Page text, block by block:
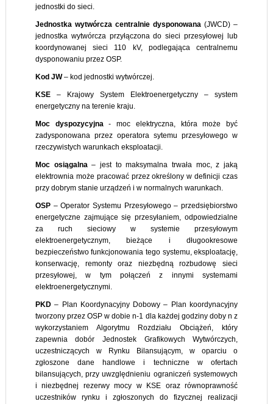
jednostki do sieci.
Jednostka wytwórcza centralnie dysponowana (JWCD) –
jednostka wytwórcza przyłączona do sieci przesyłowej lub
koordynowanej sieci 110 kV, podlegająca centralnemu
dysponowaniu przez OSP.
Kod JW– kod jednostki wytwórczej.
KSE– Krajowy System Elektroenergetyczny – system
energetyczny na terenie kraju.
Moc dyspozycyjna- moc elektryczna, która może być
zadysponowana przez operatora sytemu przesyłowego w
rzeczywistych warunkach eksploatacji.
Moc osiągalna– jest to maksymalna trwała moc, z jaką
elektrownia może pracować przez określony w definicji czas
przy dobrym stanie urządzeń i w normalnych warunkach.
OSP– Operator Systemu Przesyłowego – przedsiębiorstwo
energetyczne zajmujące się przesyłaniem, odpowiedzialne
za ruch sieciowy w systemie przesyłowym
elektroenergetycznym, bieżące i długookresowe
bezpieczeństwo funkcjonowania tego systemu, eksploatację,
konserwację, remonty oraz niezbędną rozbudowę sieci
przesyłowej, w tym połączeń z innymi systemami
elektroenergetycznymi.
PKD– Plan Koordynacyjny Dobowy – Plan koordynacyjny
tworzony przez OSP w dobie n-1 dla każdej godziny doby n z
wykorzystaniem Algorytmu Rozdziału Obciążeń, który
zapewnia dobór Jednostek Grafikowych Wytwórczych,
uczestniczących w Rynku Bilansującym, w oparciu o
zgłoszone dane handlowe i techniczne w ofertach
bilansujących, przy uwzględnieniu ograniczeń systemowych
i niezbędnej rezerwy mocy w KSE oraz równoprawność
uczestników rynku i zgłoszonych do fizycznej realizacji